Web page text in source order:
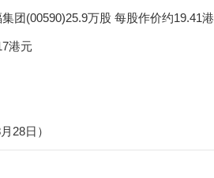
企业问题寻求破局之道
询日活动 接受群众咨询178人
项目建设 提高资金使用效率
促进招聘活动取得实效
培训机构依据标准开展培训
团(00590)25.9万股 每股作价约19.41港
港元
28日）